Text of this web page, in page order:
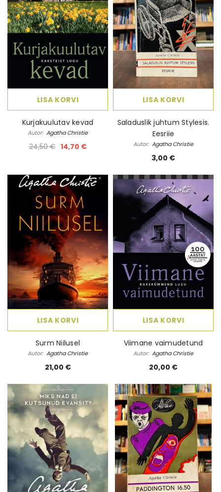
LISA KORVI
Kurjakuulutav kevad
Autor: Agatha Christie
24,50 € 14,70 €
LISA KORVI
Saladuslik juhtum Stylesis.
Eesriie
Autor: Agatha Christie
3,00 €
LISA KORVI
Surm Niilusel
Autor: Agatha Christie
21,00 €
LISA KORVI
Viimane vaimudetund
Autor: Agatha Christie
20,00 €